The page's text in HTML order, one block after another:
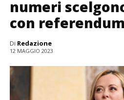
numeri
con
Di Redazione
12 MAGGIO 2023